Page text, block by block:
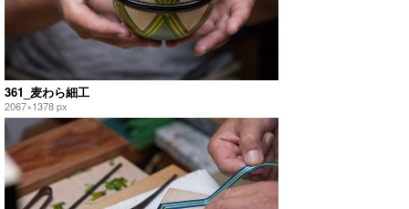
361_麦わら細工
2067×1378 px